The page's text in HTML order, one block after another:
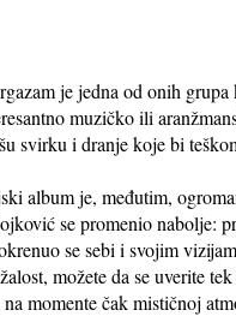
je jedna od onih
muzičko ili
svirku i dranje koje bi
album je, međutim,
se promenio nabolje:
se sebi i svojim
možete da se uverite
momente čak mističnoj